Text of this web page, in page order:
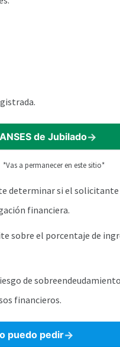
de Jubilado
*Vas a permanecer en este sitio*
determinar si el
financiera.
sobre el porcentaje de
de
financieros.
puedo pedir